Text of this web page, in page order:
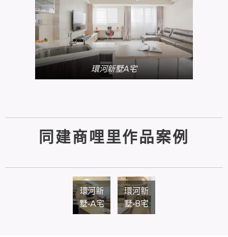
環河新墅A宅
同建商哩里作品案例
環河新
墅-A宅
環河新
墅-B宅